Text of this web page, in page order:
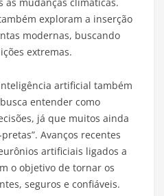
exploram a inserção
modernas, buscando
extremas.
artificial também
entender como
já que muitos ainda
Avanços recentes
artificiais ligados a
o objetivo de tornar os
seguros e confiáveis.